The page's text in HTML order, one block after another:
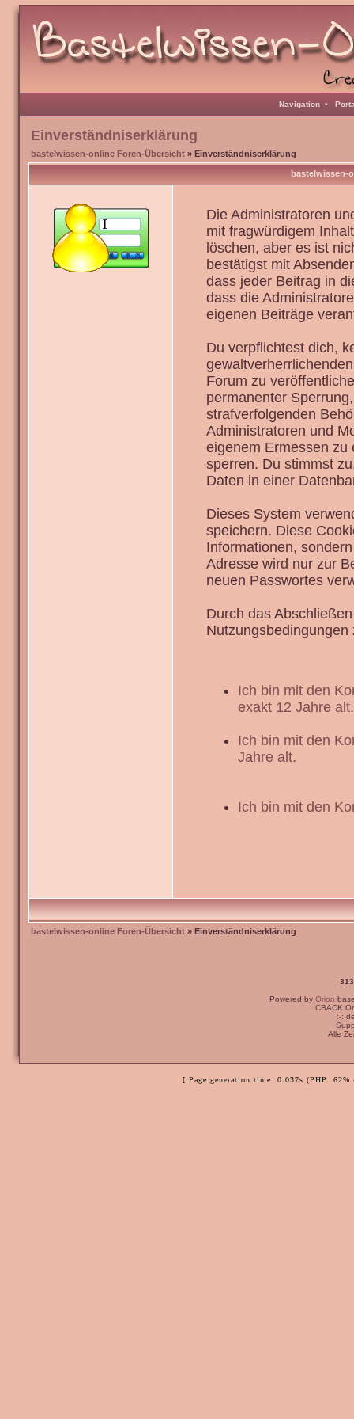
Navigation •
Einverständniserklärung
bastelwissen-online Foren-Übersicht » Einverständniserklärung
bastelwissen-
Die Administratoren
mit fragwürdigem
löschen, aber es ist
bestätigst mit
dass jeder Beitrag in
dass die
eigenen Beiträge
Du verpflichtest dich,
Forum zu
permanenter
strafverfolgenden
Administratoren und
eigenem Ermessen zu
sperren. Du stimmst
Daten in einer
Dieses System
speichern. Diese
Informationen,
Adresse wird nur zur
neuen Passwortes
Durch das
Nutzungsbedingungen
Ich bin mit den
exakt 12 Jahre alt.
Ich bin mit den
Jahre alt.
Ich bin mit den
bastelwissen-online Foren-Übersicht » Einverständniserklärung
Powered by Orion
CBACK
:-:
Alle
[ Page generation time: 0.037s (PHP: